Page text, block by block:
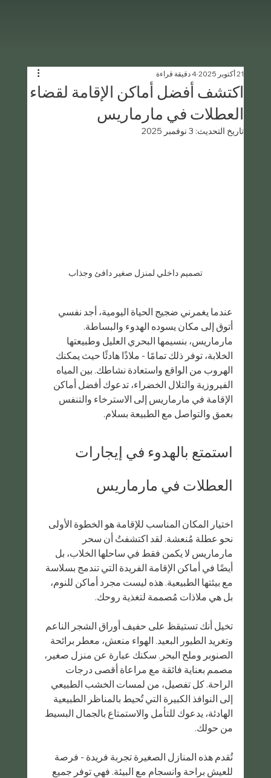
اكتشف أفضل أماكن الإقامة لقضاء
العطلات في مارماريس
21 أكتوبر 2025 4 دقيقة قراءة
تاريخ التحديث: 3 نوفمبر 2025
تصميم داخلي لمنزل صغير دافئ وجذاب
عندما يغمرني ضجيج الحياة اليومية، أجد نفسي
أتوق إلى مكان يسوده الهدوء والبساطة.
مارماريس، بنسيمها البحري العليل وطبيعتها
الخلابة، توفر ذلك تمامًا - ملاذًا هادئًا حيث يمكنك
الهروب من الواقع واستعادة نشاطك. بين المياه
الفيروزية والتلال الخضراء، تدعوك أفضل أماكن
الإقامة في مارماريس إلى الاسترخاء والتنفس
بعمق والتواصل مع الطبيعة بسلام.
استمتع بالهدوء في إيجارات
العطلات في مارماريس
اختيار المكان المناسب للإقامة هو الخطوة الأولى
نحو عطلة مُنعشة. لقد اكتشفتُ أن سحر
مارماريس لا يكمن فقط في ساحلها الخلاب، بل
أيضًا في أماكن الإقامة الفريدة التي تندمج بسلاسة
مع بيئتها الطبيعية. هذه ليست مجرد أماكن للنوم،
بل هي ملاذات مُصممة لتغذية روحك.
تخيل أنك تستيقظ على حفيف أوراق الشجر الناعم
وتغريد الطيور البعيد. الهواء منعش، معطر برائحة
الصنوبر وملح البحر. سكنك عبارة عن منزل صغير،
مصمم بعناية فائقة مع مراعاة أقصى درجات
الراحة. كل تفصيل، من لمسات الخشب الطبيعي
إلى النوافذ الكبيرة التي تُحيط بالمناظر الطبيعية
الهادئة، يدعوك للتأمل والاستمتاع بالجمال البسيط
من حولك.
تُقدم هذه المنازل الصغيرة تجربة فريدة - فرصة
للعيش براحة وانسجام مع البيئة. فهي توفر جميع